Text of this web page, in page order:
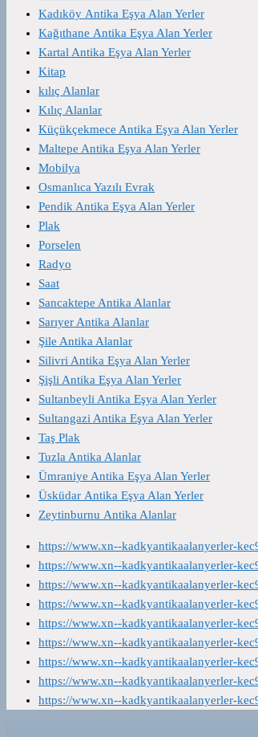
Kadıköy Antika Eşya Alan Yerler
Kağıthane Antika Eşya Alan Yerler
Kartal Antika Eşya Alan Yerler
Kitap
kılıç Alanlar
Kılıç Alanlar
Küçükçekmece Antika Eşya Alan Yerler
Maltepe Antika Eşya Alan Yerler
Mobilya
Osmanlıca Yazılı Evrak
Pendik Antika Eşya Alan Yerler
Plak
Porselen
Radyo
Saat
Sancaktepe Antika Alanlar
Sarıyer Antika Alanlar
Şile Antika Alanlar
Silivri Antika Eşya Alan Yerler
Şişli Antika Eşya Alan Yerler
Sultanbeyli Antika Eşya Alan Yerler
Sultangazi Antika Eşya Alan Yerler
Taş Plak
Tuzla Antika Alanlar
Ümraniye Antika Eşya Alan Yerler
Üsküdar Antika Eşya Alan Yerler
Zeytinburnu Antika Alanlar
https://www.xn--kadkyantikaalanyerler-
https://www.xn--kadkyantikaalanyerler-
https://www.xn--kadkyantikaalanyerler-
https://www.xn--kadkyantikaalanyerler-
https://www.xn--kadkyantikaalanyerler-
https://www.xn--kadkyantikaalanyerler-
https://www.xn--kadkyantikaalanyerler-
https://www.xn--kadkyantikaalanyerler-
https://www.xn--kadkyantikaalanyerler-